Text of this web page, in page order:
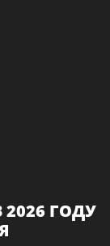
2026 ГОДУ